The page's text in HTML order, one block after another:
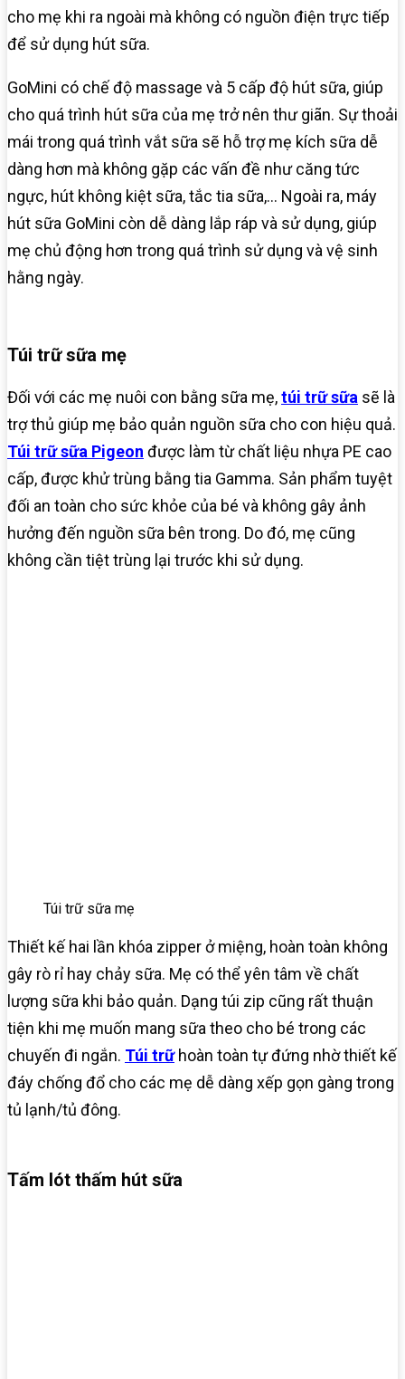
cho mẹ khi ra ngoài mà không có nguồn điện trực tiếp
để sử dụng hút sữa.
GoMini có chế độ massage và 5 cấp độ hút sữa, giúp
cho quá trình hút sữa của mẹ trở nên thư giãn. Sự thoải
mái trong quá trình vắt sữa sẽ hỗ trợ mẹ kích sữa dễ
dàng hơn mà không gặp các vấn đề như căng tức
ngực, hút không kiệt sữa, tắc tia sữa,… Ngoài ra, máy
hút sữa GoMini còn dễ dàng lắp ráp và sử dụng, giúp
mẹ chủ động hơn trong quá trình sử dụng và vệ sinh
hằng ngày.
Túi trữ sữa mẹ
Đối với các mẹ nuôi con bằng sữa mẹ,túi trữ sữa sẽ là
trợ thủ giúp mẹ bảo quản nguồn sữa cho con hiệu quả.
Túi trữ sữa Pigeon được làm từ chất liệu nhựa PE cao
cấp, được khử trùng bằng tia Gamma. Sản phẩm tuyệt
đối an toàn cho sức khỏe của bé và không gây ảnh
hưởng đến nguồn sữa bên trong. Do đó, mẹ cũng
không cần tiệt trùng lại trước khi sử dụng.
Túi trữ sữa mẹ
Thiết kế hai lần khóa zipper ở miệng, hoàn toàn không
gây rò rỉ hay chảy sữa. Mẹ có thể yên tâm về chất
lượng sữa khi bảo quản. Dạng túi zip cũng rất thuận
tiện khi mẹ muốn mang sữa theo cho bé trong các
chuyến đi ngắn. Túi trữhoàn toàn tự đứng nhờ thiết kế
đáy chống đổ cho các mẹ dễ dàng xếp gọn gàng trong
tủ lạnh/tủ đông.
Tấm lót thấm hút sữa